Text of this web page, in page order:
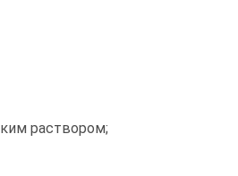
раствором;